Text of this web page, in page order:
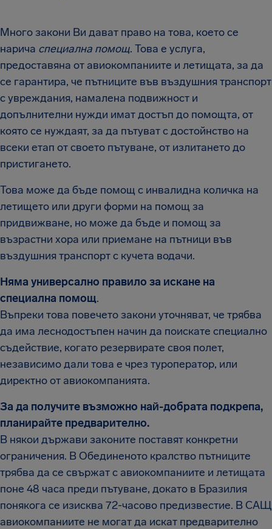
Много закони Ви дават право на това, което се
нарича специална помощ. Това е услуга,
предоставяна от авиокомпаниите и летищата, за да
се гарантира, че пътниците във въздушния транспорт
с увреждания, намалена подвижност и
допълнителни нужди имат достъп до помощта, от
която се нуждаят, за да пътуват с достойнство на
всеки етап от своето пътуване, от излитането до
пристигането.
Това може да бъде помощ с инвалидна количка на
летището или други форми на помощ за
придвижване, но може да бъде и помощ за
възрастни хора или приемане на пътници във
въздушния транспорт с кучета водачи.
Няма универсално правило за искане на
специална помощ.
Въпреки това повечето закони уточняват, че трябва
да има леснодостъпен начин да поискате специално
съдействие, когато резервирате своя полет,
независимо дали това е чрез туроператор, или
директно от авиокомпанията.
За да получите възможно най-добрата подкрепа,
планирайте предварително.
В някои държави законите поставят конкретни
ограничения. В Обединеното кралство пътниците
трябва да се свържат с авиокомпаниите и летищата
поне 48 часа преди пътуване, докато в Бразилия
понякога се изисква 72-часово предизвестие. В САЩ
авиокомпаниите не могат да искат предварително